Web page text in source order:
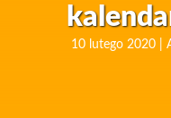
10 lutego 2020 |